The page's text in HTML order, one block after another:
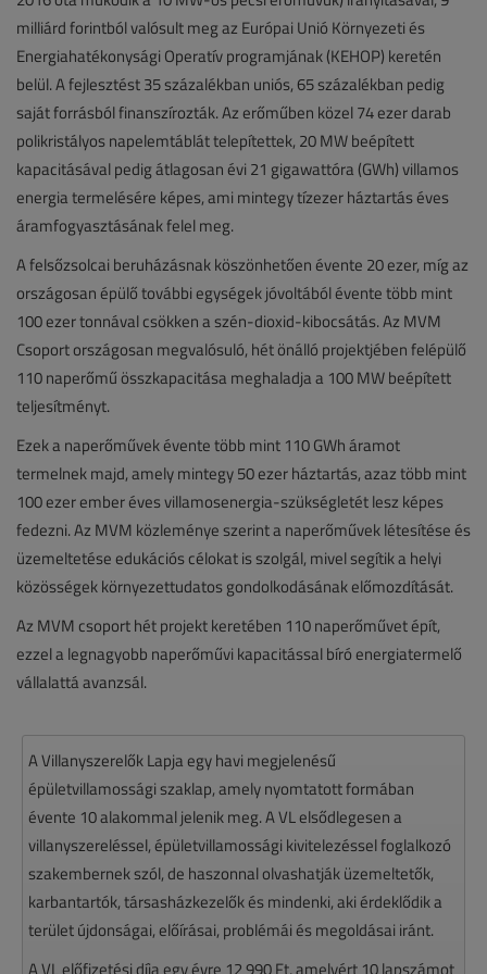
milliárd forintból valósult meg az Európai Unió Környezeti és
Energiahatékonysági Operatív programjának (KEHOP) keretén
belül. A fejlesztést 35 százalékban uniós, 65 százalékban pedig
saját forrásból finanszírozták. Az erőműben közel 74 ezer darab
polikristályos napelemtáblát telepítettek, 20 MW beépített
kapacitásával pedig átlagosan évi 21 gigawattóra (GWh) villamos
energia termelésére képes, ami mintegy tízezer háztartás éves
áramfogyasztásának felel meg.
A felsőzsolcai beruházásnak köszönhetően évente 20 ezer, míg az
országosan épülő további egységek jóvoltából évente több mint
100 ezer tonnával csökken a szén-dioxid-kibocsátás. Az MVM
Csoport országosan megvalósuló, hét önálló projektjében felépülő
110 naperőmű összkapacitása meghaladja a 100 MW beépített
teljesítményt.
Ezek a naperőművek évente több mint 110 GWh áramot
termelnek majd, amely mintegy 50 ezer háztartás, azaz több mint
100 ezer ember éves villamosenergia-szükségletét lesz képes
fedezni. Az MVM közleménye szerint a naperőművek létesítése és
üzemeltetése edukációs célokat is szolgál, mivel segítik a helyi
közösségek környezettudatos gondolkodásának előmozdítását.
Az MVM csoport hét projekt keretében 110 naperőművet épít,
ezzel a legnagyobb naperőművi kapacitással bíró energiatermelő
vállalattá avanzsál.
A Villanyszerelők Lapja egy havi megjelenésű
épületvillamossági szaklap, amely nyomtatott formában
évente 10 alakommal jelenik meg. A VL elsődlegesen a
villanyszereléssel, épületvillamossági kivitelezéssel foglalkozó
szakembernek szól, de haszonnal olvashatják üzemeltetők,
karbantartók, társasházkezelők és mindenki, aki érdeklődik a
terület újdonságai, előírásai, problémái és megoldásai iránt.
A VL előfizetési díja egy évre 12 990 Ft, amelyért 10 lapszámot